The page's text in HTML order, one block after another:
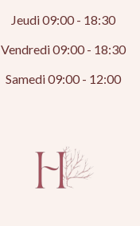
Jeudi 09:00 - 18:30
Vendredi 09:00 - 18:30
Samedi 09:00 - 12:00